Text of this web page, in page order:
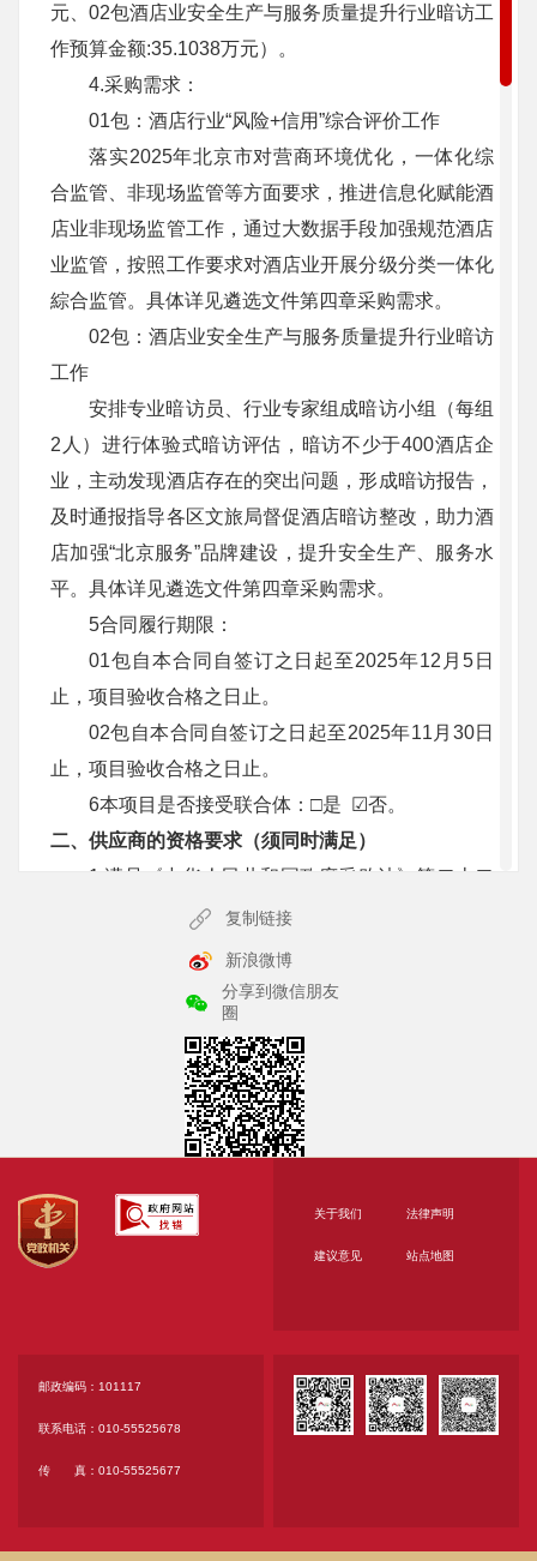
元、02包酒店业安全生产与服务质量提升行业暗访工
作预算金额:35.1038万元）。
4.采购需求：
01包：酒店行业“风险+信用”综合评价工作
落实2025年北京市对营商环境优化，一体化综
合监管、非现场监管等方面要求，推进信息化赋能酒
店业非现场监管工作，通过大数据手段加强规范酒店
业监管，按照工作要求对酒店业开展分级分类一体化
綜合监管。具体详见遴选文件第四章采购需求。
02包：酒店业安全生产与服务质量提升行业暗访
工作
安排专业暗访员、行业专家组成暗访小组（每组
2人）进行体验式暗访评估，暗访不少于400酒店企
业，主动发现酒店存在的突出问题，形成暗访报告，
及时通报指导各区文旅局督促酒店暗访整改，助力酒
店加强“北京服务”品牌建设，提升安全生产、服务水
平。具体详见遴选文件第四章采购需求。
5合同履行期限：
01包自本合同自签订之日起至2025年12月5日
止，项目验收合格之日止。
02包自本合同自签订之日起至2025年11月30日
止，项目验收合格之日止。
6本项目是否接受联合体：□是 ☑否。
二、供应商的资格要求（须同时满足）
1.满足《中华人民共和国政府采购法》第二十二
2.落实政府采购政策需满足的资格要求：
2.1 中小企业政策
☑本项目不专门面向中小企业预留采购份额。
□本项目专门面向 □中小 □小微企业 采购。即：
提供的货物全部由符合政策要求的中小/小微企业制
造、服务全部由符合政策要求的中小/小微企业承
接。
2.2 其它落实采购政策的资格要求（如有）： /
3.本项目的特定资格要求：
3.2.1单位负责人为同一人或者存在直接控股、
管理关系的不同供应商，不得参加同一合同项下的政
复制链接
新浪微博
分享到微信朋友
圈
关于我们 法律声明
建议意见 站点地图
邮政编码：101117
联系电话：010-55525678
传 真：010-55525677